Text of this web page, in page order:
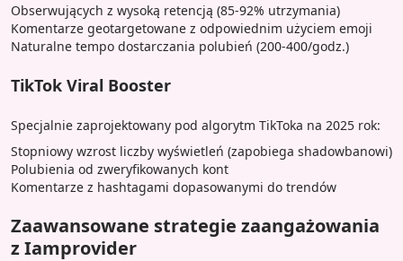
Obserwujących z wysoką retencją (85-92% utrzymania)
Komentarze geotargetowane z odpowiednim użyciem emoji
Naturalne tempo dostarczania polubień (200-400/godz.)
TikTok Viral Booster
Specjalnie zaprojektowany pod algorytm TikToka na 2025 rok:
Stopniowy wzrost liczby wyświetleń (zapobiega shadowbanowi)
Polubienia od zweryfikowanych kont
Komentarze z hashtagami dopasowanymi do trendów
Zaawansowane strategie zaangażowania
z Iamprovider